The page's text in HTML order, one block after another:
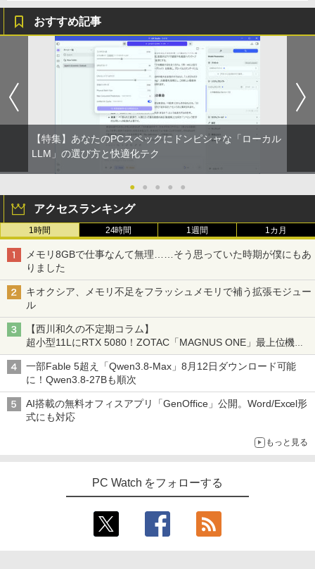
おすすめ記事
【特集】あなたのPCスペックにドンピシャな「ローカル
LLM」の選び方と快適化テク
● ● ● ● ●
アクセスランキング
1時間 24時間 1週間 1カ月
メモリ8GBで仕事なんて無理……そう思っていた時期が僕にもあ
りました
キオクシア、メモリ不足をフラッシュメモリで補う拡張モジュー
ル
【西川和久の不定期コラム】
超小型11LにRTX 5080！ZOTAC「MAGNUS ONE」最上位機の
実力を探る
一部Fable 5超え「Qwen3.8-Max」8月12日ダウンロード可能
に！Qwen3.8-27Bも順次
AI搭載の無料オフィスアプリ「GenOffice」公開。Word/Excel形
式にも対応
もっと見る
PC Watch をフォローする